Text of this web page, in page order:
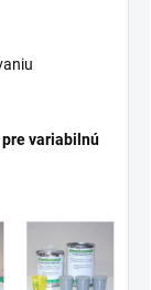
variabilnú